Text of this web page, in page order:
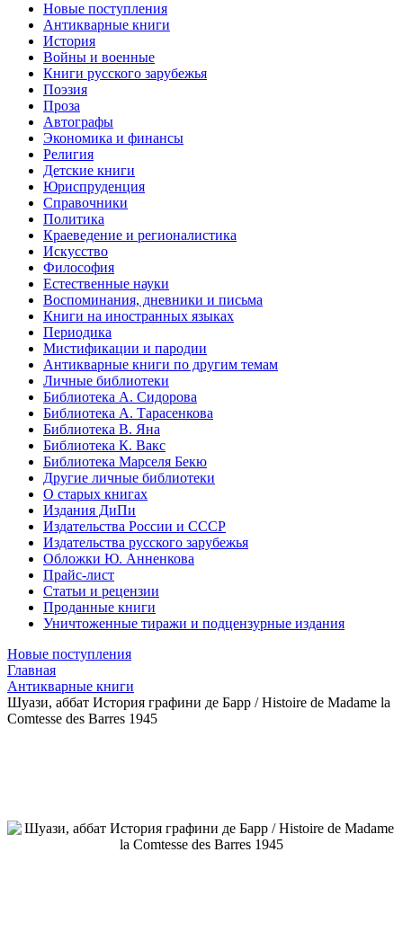
Новые поступления
Антикварные книги
История
Войны и военные
Книги русского зарубежья
Поэзия
Проза
Автографы
Экономика и финансы
Религия
Детские книги
Юриспруденция
Справочники
Политика
Краеведение и регионалистика
Искусство
Философия
Естественные науки
Воспоминания, дневники и письма
Книги на иностранных языках
Периодика
Мистификации и пародии
Антикварные книги по другим темам
Личные библиотеки
Библиотека А. Сидорова
Библиотека А. Тарасенкова
Библиотека В. Яна
Библиотека К. Вакс
Библиотека Марселя Бекю
Другие личные библиотеки
О старых книгах
Издания ДиПи
Издательства России и СССР
Издательства русского зарубежья
Обложки Ю. Анненкова
Прайс-лист
Статьи и рецензии
Проданные книги
Уничтоженные тиражи и подцензурные издания
Новые поступления
Главная
Антикварные книги
Шуази, аббат История графини де Барр / Histoire de Madame la
Comtesse des Barres 1945